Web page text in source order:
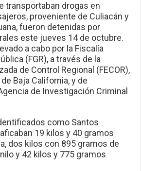
transportaban drogas en
proveniente de Culiacán y
fueron detenidas por
este jueves 14 de octubre.
a cabo por la Fiscalía
(FGR), a través de la
de Control Regional (FECOR),
Baja California, y de
de Investigación Criminal
como Santos
19 kilos y 40 gramos
dos kilos con 895 gramos de
y 42 kilos y 775 gramos